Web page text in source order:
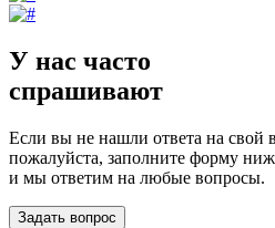
У нас часто
спрашивают
Если вы не нашли ответа на свой
пожалуйста, заполните форму
и мы ответим на любые вопросы.
Задать вопрос